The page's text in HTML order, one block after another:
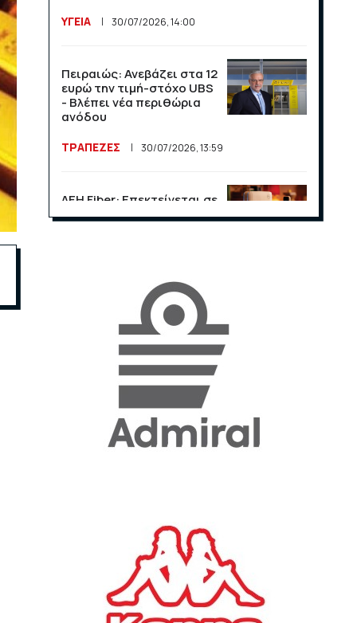
ΥΓΕΙΑ 30/07/2026, 14:00
Πειραιώς: Ανεβάζει στα 12
ευρώ την τιμή-στόχο UBS
- Βλέπει νέα περιθώρια
ανόδου
ΤΡΑΠΕΖΕΣ 30/07/2026, 13:59
ΔΕΗ Fiber: Επεκτείνεται σε
15 νέες περιοχές σε Αττική
«Η ακρίβεια «γονατίζει»
την κοινωνία - Νέα μεγάλη
έρευνα της Pulse για το
ΟΙΚΟΝΟΜΙΑ 23/07/2026, 12:50
Aktor: Δεν θα γίνουν
δεκτές προσφορές κάτω
Κ. Πιερρακάκης: Νέα
εποχή για το Ολυμπιακό
Κωπηλατοδρόμιο - Η
δημόσια περιουσία είναι